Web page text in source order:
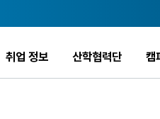
취업 정보 산학협력단 캠